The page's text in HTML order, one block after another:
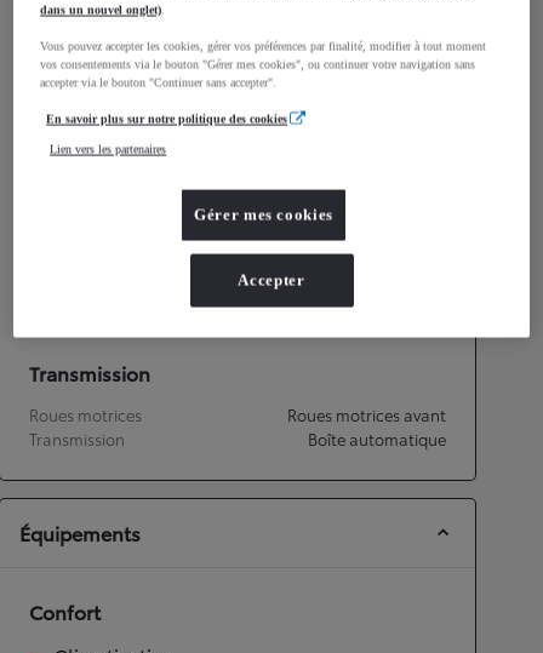
Consommation mixte
Consommation mixte
Émissions CO2
Transmission
Roues motrices
Roues motrices avant
Transmission
Boîte automatique
Équipements
Confort
dans un nouvel onglet).
Vous pouvez accepter les cookies, gérer vos préférences par finalité, modifier à tout moment
vos consentements via le bouton "Gérer mes cookies", ou continuer votre navigation sans
accepter via le bouton "Continuer sans accepter".
En savoir plus sur notre politique des cookies
Lien vers les partenaires
Gérer mes cookies
Accepter